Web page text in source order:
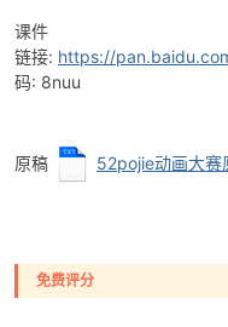
课件
链接: https://
码: 8nuu
原稿 52pojie动画大
免费评分